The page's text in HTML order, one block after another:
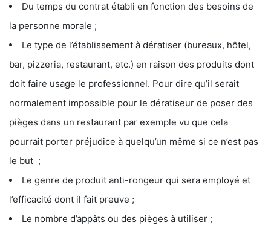
Du temps du contrat établi en fonction des besoins de
la personne morale ;
Le type de l’établissement à dératiser (bureaux, hôtel,
bar, pizzeria, restaurant, etc.) en raison des produits dont
doit faire usage le professionnel. Pour dire qu’il serait
normalement impossible pour le dératiseur de poser des
pièges dans un restaurant par exemple vu que cela
pourrait porter préjudice à quelqu’un même si ce n’est pas
le but ;
Le genre de produit anti-rongeur qui sera employé et
l’efficacité dont il fait preuve ;
Le nombre d’appâts ou des pièges à utiliser ;